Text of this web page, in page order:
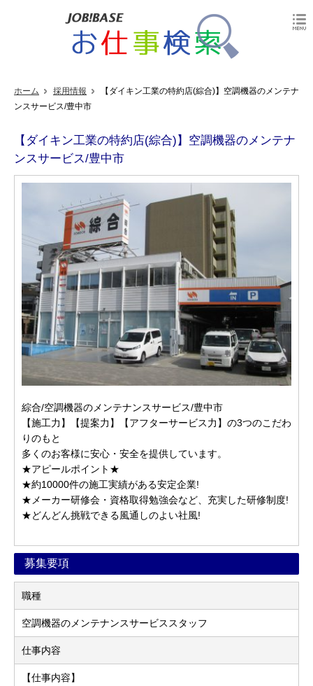
ホーム 採用情報
【ダイキン工業の特約店(綜合)】空調機器のメンテナ
ンスサービス/豊中市
【ダイキン工業の特約店(綜合)】空調機器のメンテナ
ンスサービス/豊中市
綜合/空調機器のメンテナンスサービス/豊中市
【施工力】【提案力】【アフターサービス力】の3つのこだわ
りのもと
多くのお客様に安心・安全を提供しています。
★アピールポイント★
★約10000件の施工実績がある安定企業!
★メーカー研修会・資格取得勉強会など、充実した研修制度!
★どんどん挑戦できる風通しのよい社風!
募集要項
職種
空調機器のメンテナンスサービススタッフ
仕事内容
【仕事内容】